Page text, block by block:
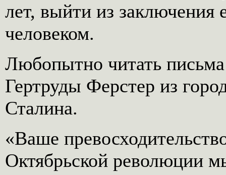
лет, выйти из
человеком.
Любопытно читать
Гертруды Ферстер из
Сталина.
«Ваше
Октябрьской революции